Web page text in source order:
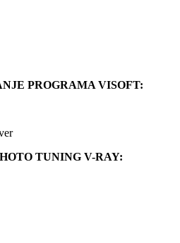
PROGRAMA VISOFT:
TUNING V-RAY: